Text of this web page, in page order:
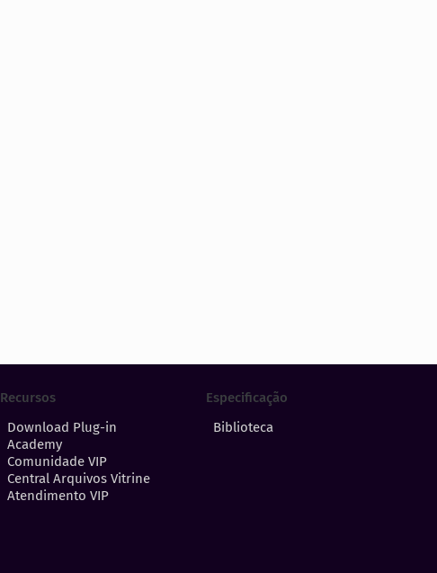
Recursos
Download Plug-in
Academy
Comunidade VIP
Central Arquivos Vitrine
Atendimento VIP
Especificação
Biblioteca